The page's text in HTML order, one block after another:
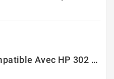
Pack Compatible Avec HP 302 XL Noir Et Couleur - SANS NIVEAU ENCRE